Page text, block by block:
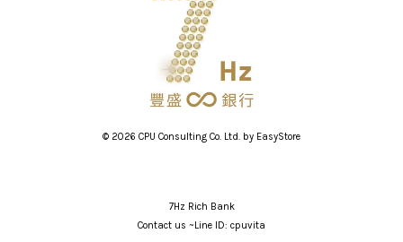
© 2026 CPU Consulting Co. Ltd. by EasyStore
7Hz Rich Bank
Contact us ~Line ID: cpuvita